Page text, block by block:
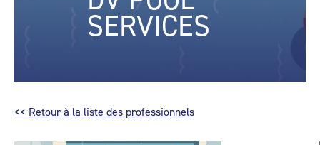
SERVICES
<< Retour à la liste des professionnels